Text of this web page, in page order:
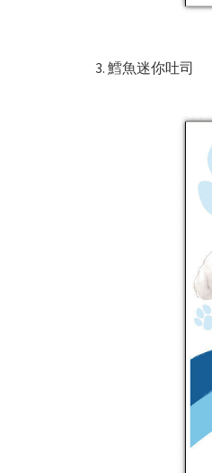
鱈魚迷你吐司